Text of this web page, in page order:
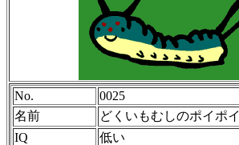
No.
0025
名前
どくいもむしのポイポイ
IQ
低い